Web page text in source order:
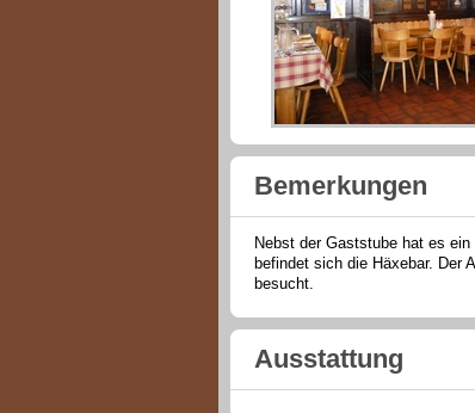
Bemerkungen
Nebst der Gaststube hat es
befindet sich die Häxebar. Der
besucht.
Ausstattung